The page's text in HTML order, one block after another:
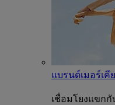
แบรนด์เมอร์เคี
เชื่อมโยงแขก